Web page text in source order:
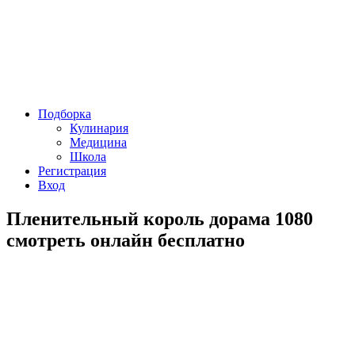
Подборка
Кулинария
Медицина
Школа
Регистрация
Вход
Пленительный король дорама 1080
смотреть онлайн бесплатно